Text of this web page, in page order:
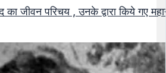
जीवन परिचय , उनके द्वारा किये गए